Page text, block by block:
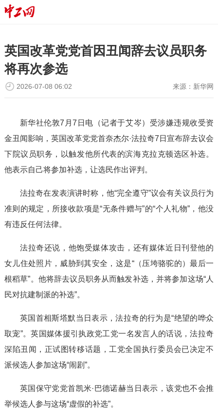
英国改革党党首因丑闻辞去议员职务
将再次参选
来源： 新华网
2026-07-08 06:02
新华社伦敦7月7日电（记者于艾岑）受涉嫌违规收受资
金丑闻影响，英国改革党党首奈杰尔·法拉奇7日宣布辞去议会
下院议员职务，以触发他所代表的滨海克拉克顿选区补选。
他表示自己将参加补选，让选民作出评判。
法拉奇在发表演讲时称，他“完全遵守”议会有关议员行为
准则的规定，所接收款项是“无条件赠与”的“个人礼物”，他没
有违反任何法律。
法拉奇还说，他饱受媒体攻击，还有媒体近日刊登他的
女儿住处照片，威胁到其安全，这是“（压垮骆驼的）最后一
根稻草”。他将辞去议员职务从而触发补选，并将参加这场“人
民对抗建制派的补选”。
英国首相斯塔默当日表示，法拉奇的行为是“绝望的哗众
取宠”。英国媒体援引执政党工党一名发言人的话说，法拉奇
深陷丑闻，正试图转移话题，工党全国执行委员会已决定不
派候选人参加这场“闹剧”。
英国保守党党首凯米·巴德诺赫当日表示，该党也不会推
举候选人参与这场“虚假的补选”。